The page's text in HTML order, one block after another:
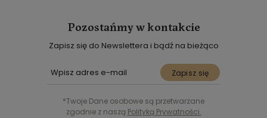
Pozostańmy w kontakcie
Zapisz się do Newslettera i bądź na bieżąco
Zapisz się
*Twoje Dane osobowe są przetwarzane
zgodnie z naszą Polityką Prywatności.